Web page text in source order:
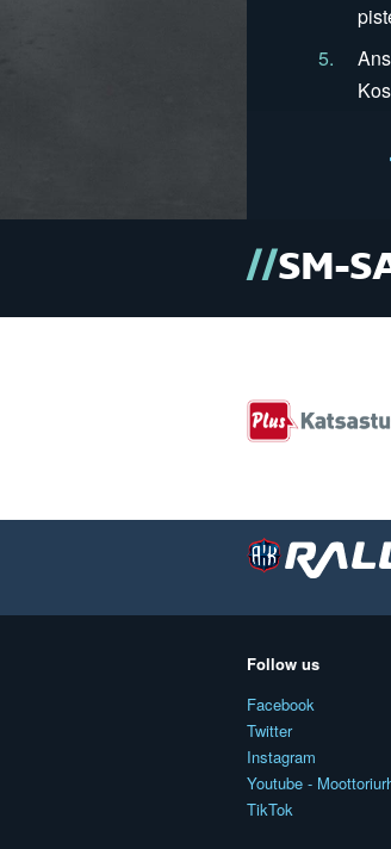
5.
SM-
Follow us
Facebook
Twitter
Instagram
Youtube -
TikTok